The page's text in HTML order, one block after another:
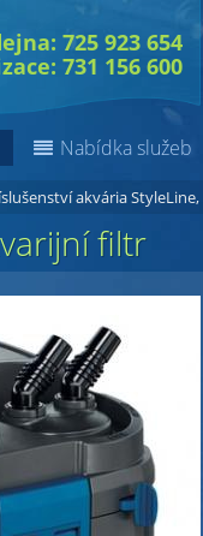
akvária
filtr
Nabídka služeb
725 923 654
731 156 600